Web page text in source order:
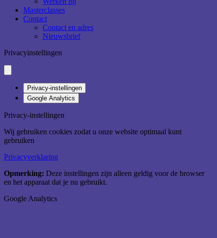
Masterclasses
Contact
Contact en adres
Nieuwsbrief
Privacyinstellingen
Privacy-instellingen
Google Analytics
Privacy-instellingen
Wij gebruiken cookies zodat u onze website optimaal kunt
gebruiken
Privacyverklaring
Opmerking: Deze instellingen zijn alleen geldig voor de browser
en het apparaat dat je nu gebruikt.
Google Analytics